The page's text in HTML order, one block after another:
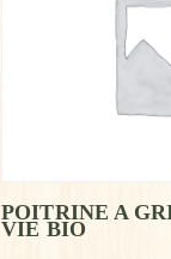
POITRINE A
VIE BIO